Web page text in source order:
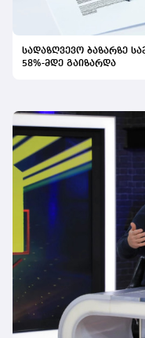
სადაზღვევო ბაზარზე
58%-მდე გაიზარდა